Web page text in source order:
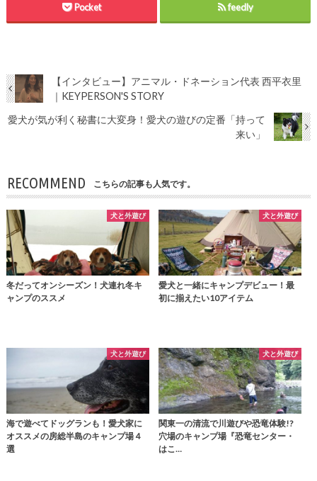
Pocket feedly
【インタビュー】アニマル・ドネーション代表 西平衣里
｜KEYPERSON'S STORY
愛犬が気が利く秘書に大変身！愛犬の遊びの定番「持って
来い」
RECOMMEND こちらの記事も人気です。
犬と外遊び
冬だってオンシーズン！犬連れ冬キ
ャンプのススメ
犬と外遊び
愛犬と一緒にキャンプデビュー！最
初に揃えたい10アイテム
犬と外遊び
海で遊べてドッグランも！愛犬家に
オススメの房総半島のキャンプ場４
選
犬と外遊び
関東一の清流で川遊びや恐竜体験!?
穴場のキャンプ場『恐竜センター・
はこ…